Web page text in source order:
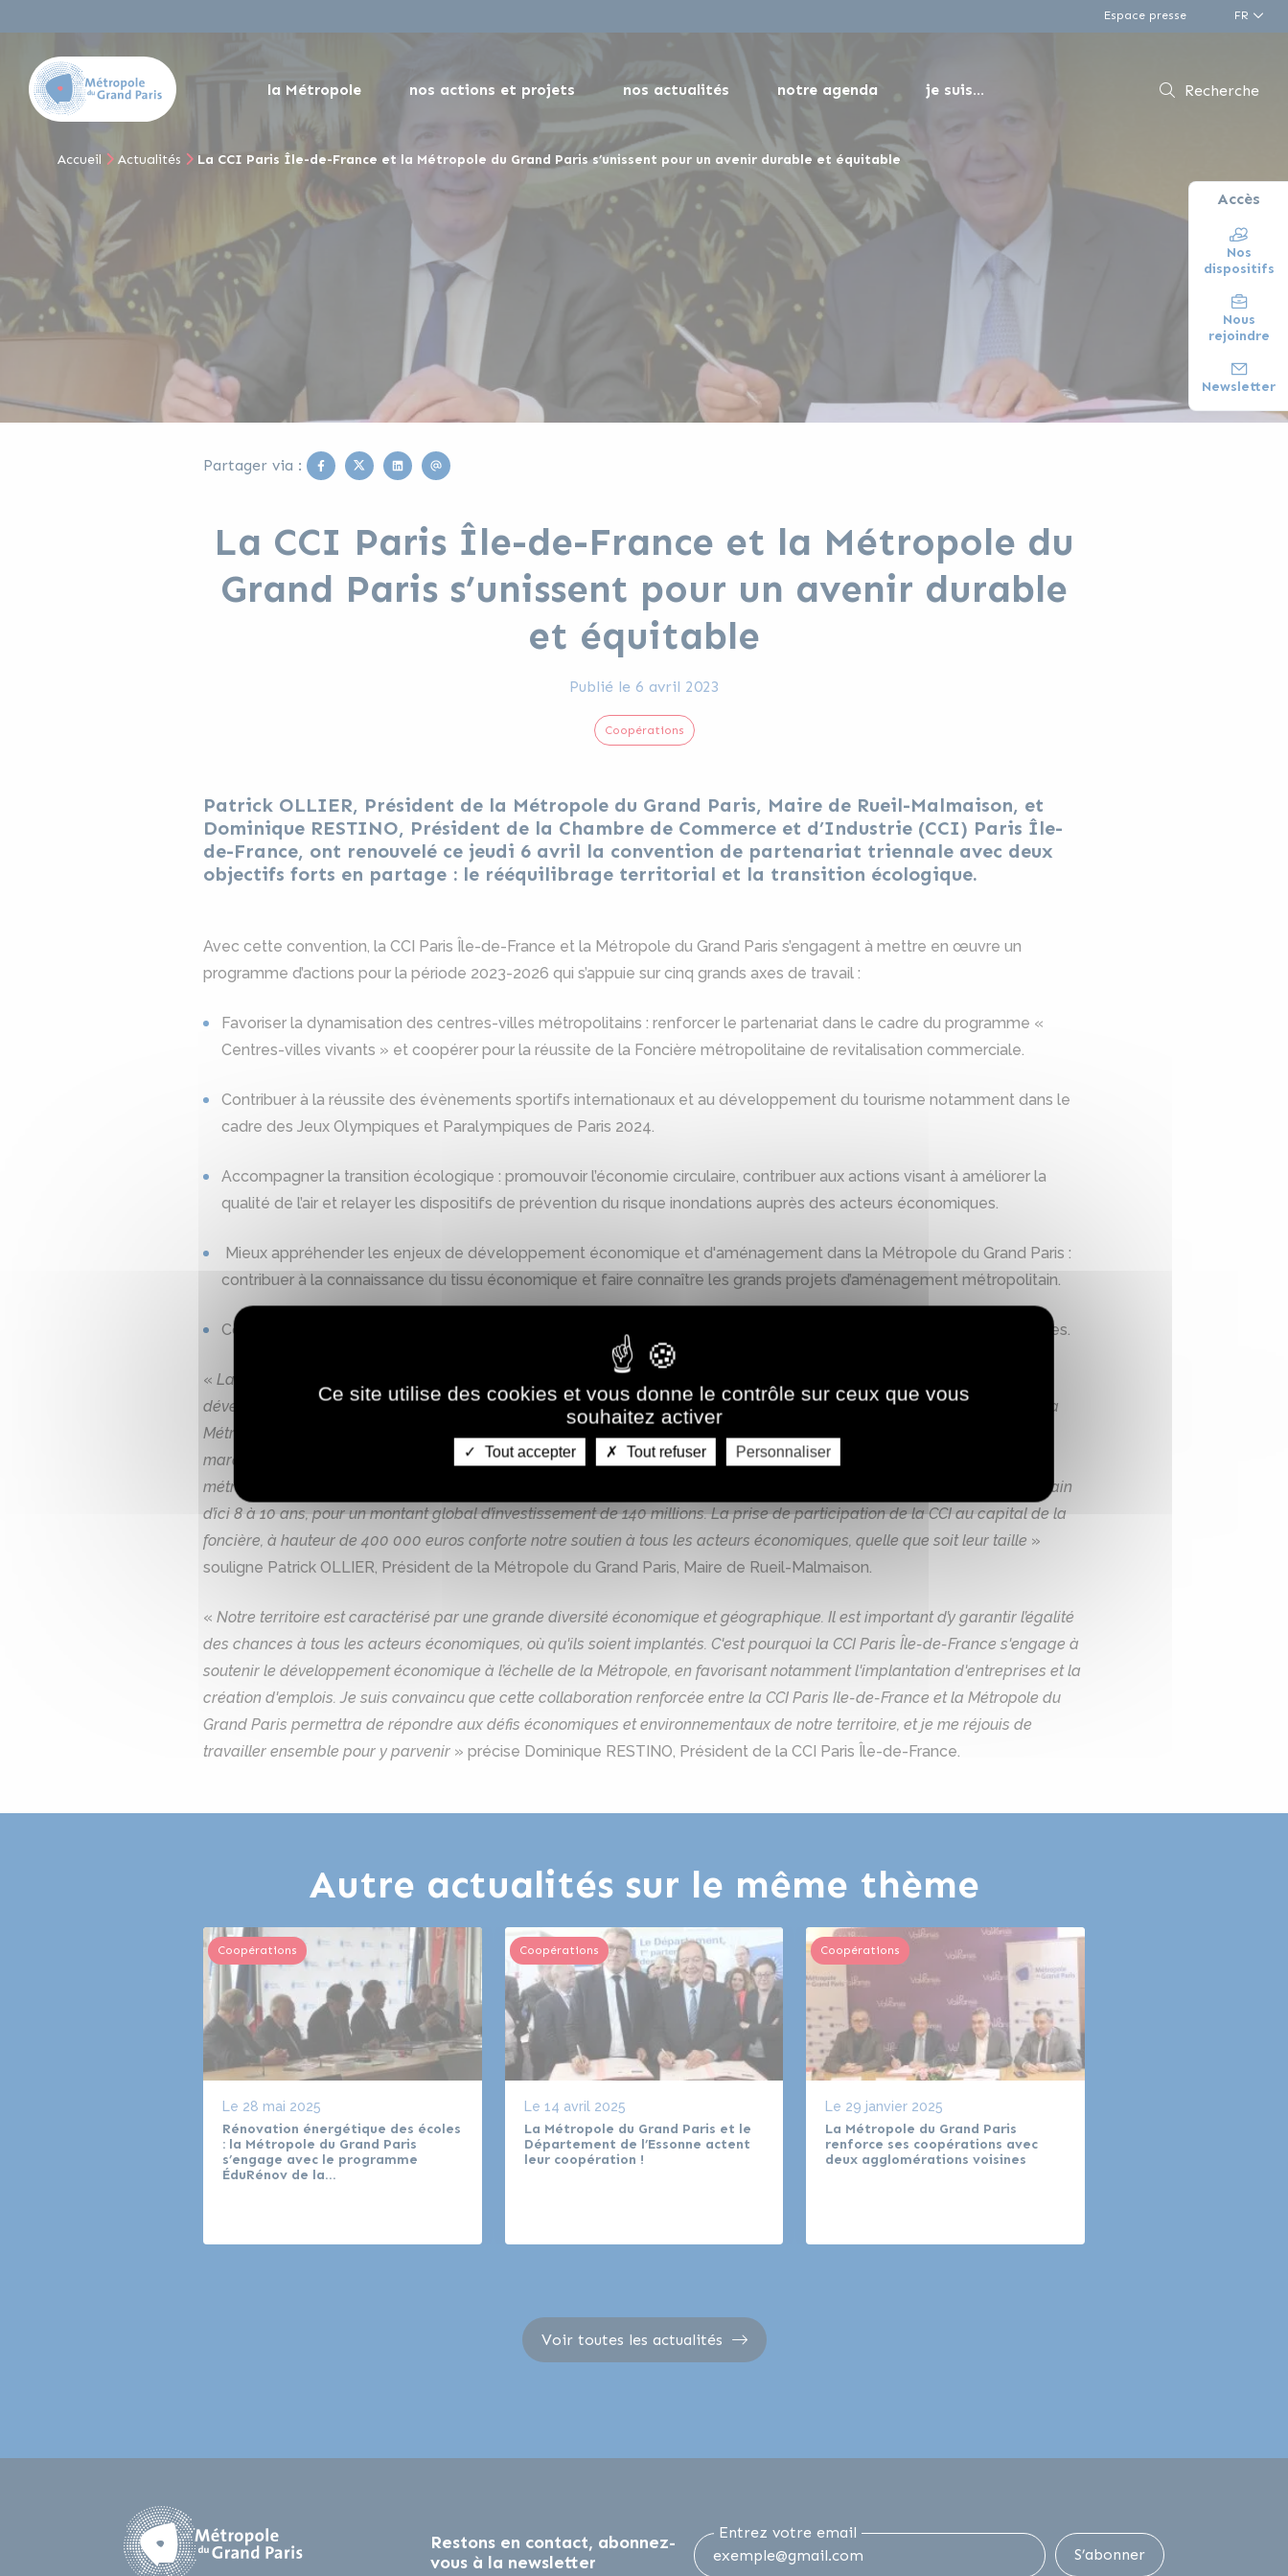
Espace presse FR
la Métropole nos actions et projets nos actualités notre agenda je suis... Recherche
Accueil Actualités La CCI Paris Île-de-France et la Métropole du Grand Paris s’unissent pour un avenir durable et équitable
Accès
Nos
dispositifs
Nous
rejoindre
Newsletter
Partager via : Facebook
TwitterLinkedinEmail
La CCI Paris Île-de-France et la Métropole du
Grand Paris s’unissent pour un avenir durable
et équitable
Publié le 6 avril 2023
Coopérations
Patrick OLLIER, Président de la Métropole du Grand Paris, Maire de Rueil-Malmaison, et
Dominique RESTINO, Président de la Chambre de Commerce et d’Industrie (CCI) Paris Île-
de-France, ont renouvelé ce jeudi 6 avril la convention de partenariat triennale avec deux
objectifs forts en partage : le rééquilibrage territorial et la transition écologique.
Avec cette convention, la CCI Paris Île-de-France et la Métropole du Grand Paris s’engagent à mettre en œuvre un
programme d’actions pour la période 2023-2026 qui s’appuie sur cinq grands axes de travail :
Favoriser la dynamisation des centres-villes métropolitains : renforcer le partenariat dans le cadre du programme «
Centres-villes vivants » et coopérer pour la réussite de la Foncière métropolitaine de revitalisation commerciale.
Contribuer à la réussite des évènements sportifs internationaux et au développement du tourisme notamment dans le
cadre des Jeux Olympiques et Paralympiques de Paris 2024.
Accompagner la transition écologique : promouvoir l’économie circulaire, contribuer aux actions visant à améliorer la
qualité de l’air et relayer les dispositifs de prévention du risque inondations auprès des acteurs économiques.
Mieux appréhender les enjeux de développement économique et d'aménagement dans la Métropole du Grand Paris :
contribuer à la connaissance du tissu économique et faire connaître les grands projets d’aménagement métropolitain.
Coopérer pour la transformation durable de l’axe Seine à travers une information régulière et des initiatives communes.
« La CCI Paris Île-de-France est l’un des partenaires historiques de la Métropole du Grand Paris. Le soutien au
développement économique, comme la revitalisation des centres-villes, est déclaré d’intérêt métropolitain depuis 2017. La
Métropole du Grand Paris affirme ainsi son rôle d’opérateur économique majeur pour relancer une économie encore
marquée par la crise sanitaire, à l’écoute des défis que posent les nouveaux modes de consommation. Avec la Foncière
métropolitaine, nous avons pour objectif d’acquérir 350 à 400 rez-de-chaussée commerciaux sur le périmètre métropolitain
d’ici 8 à 10 ans, pour un montant global d’investissement de 140 millions. La prise de participation de la CCI au capital de la
foncière, à hauteur de 400 000 euros conforte notre soutien à tous les acteurs économiques, quelle que soit leur taille »
souligne Patrick OLLIER, Président de la Métropole du Grand Paris, Maire de Rueil-Malmaison.
« Notre territoire est caractérisé par une grande diversité économique et géographique. Il est important d’y garantir l’égalité
des chances à tous les acteurs économiques, où qu'ils soient implantés. C'est pourquoi la CCI Paris Île-de-France s'engage à
soutenir le développement économique à l’échelle de la Métropole, en favorisant notamment l'implantation d'entreprises et la
création d'emplois. Je suis convaincu que cette collaboration renforcée entre la CCI Paris Ile-de-France et la Métropole du
Grand Paris permettra de répondre aux défis économiques et environnementaux de notre territoire, et je me réjouis de
travailler ensemble pour y parvenir » précise Dominique RESTINO, Président de la CCI Paris Île-de-France.
Autre actualités sur le même thème
Rénovation énergétique des écoles
: la Métropole du Grand Paris
s’engage avec le programme
ÉduRénov de la…
Le 28 mai 2025
Coopérations
La Métropole du Grand Paris et le
Département de l’Essonne actent
leur coopération !
Le 14 avril 2025
Coopérations
La Métropole du Grand Paris
renforce ses coopérations avec
deux agglomérations voisines
Le 29 janvier 2025
Coopérations
Voir toutes les actualités
Restons en contact, abonnez-
vous à la newsletter
Entrez votre email
S’abonner
Ce site utilise des cookies et vous donne le contrôle sur ceux que vous
souhaitez activer
Tout accepter Tout refuser Personnaliser